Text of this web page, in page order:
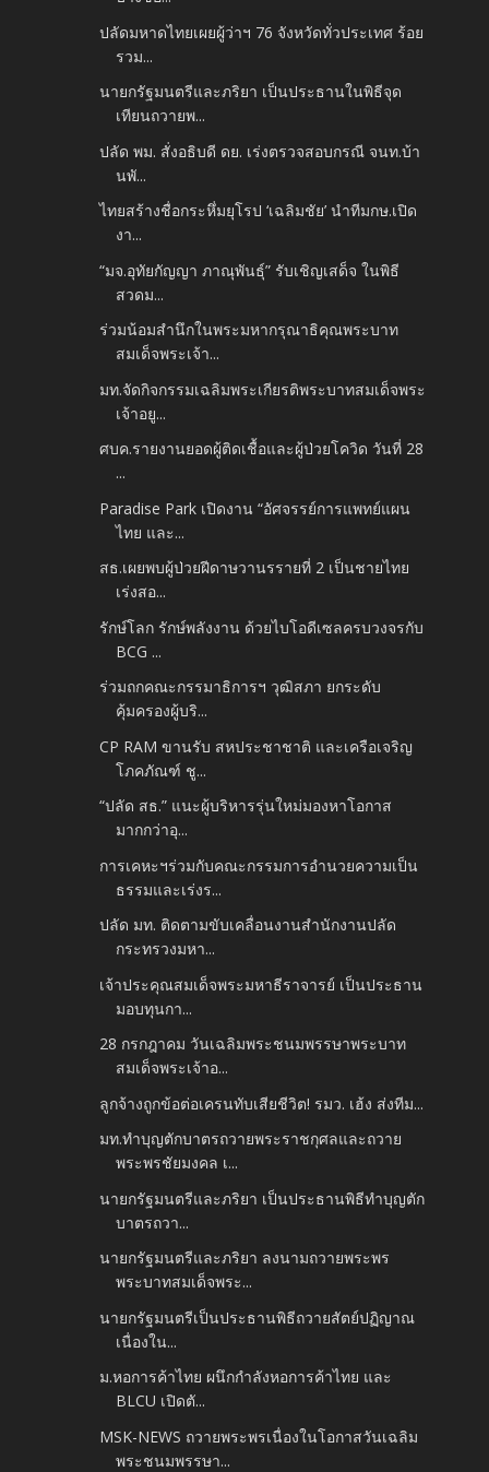
ปลัดมหาดไทยเผยผู้ว่าฯ 76 จังหวัดทั่วประเทศ ร้อย
รวม...
นายกรัฐมนตรีและภริยา เป็นประธานในพิธีจุด
เทียนถวายพ...
ปลัด พม. สั่งอธิบดี ดย. เร่งตรวจสอบกรณี จนท.บ้า
นพั...
ไทยสร้างชื่อกระหึ่มยุโรป ‘เฉลิมชัย’ นำทีมกษ.เปิด
งา...
“มจ.อุทัยกัญญา ภาณุพันธุ์” รับเชิญเสด็จ ในพิธี
สวดม...
ร่วมน้อมสำนึกในพระมหากรุณาธิคุณพระบาท
สมเด็จพระเจ้า...
มท.จัดกิจกรรมเฉลิมพระเกียรติพระบาทสมเด็จพระ
เจ้าอยู...
ศบค.รายงานยอดผู้ติดเชื้อและผู้ป่วยโควิด วันที่ 28
...
Paradise Park เปิดงาน “อัศจรรย์การแพทย์แผน
ไทย และ...
สธ.เผยพบผู้ป่วยฝีดาษวานรรายที่ 2 เป็นชายไทย
เร่งสอ...
รักษ์โลก รักษ์พลังงาน ด้วยไบโอดีเซลครบวงจรกับ
BCG ...
ร่วมถกคณะกรรมาธิการฯ วุฒิสภา ยกระดับ
คุ้มครองผู้บริ...
CP RAM ขานรับ สหประชาชาติ และเครือเจริญ
โภคภัณฑ์ ชู...
“ปลัด สธ.” แนะผู้บริหารรุ่นใหม่มองหาโอกาส
มากกว่าอุ...
การเคหะฯร่วมกับคณะกรรมการอำนวยความเป็น
ธรรมและเร่งร...
ปลัด มท. ติดตามขับเคลื่อนงานสำนักงานปลัด
กระทรวงมหา...
เจ้าประคุณสมเด็จพระมหาธีราจารย์ เป็นประธาน
มอบทุนกา...
28 กรกฎาคม วันเฉลิมพระชนมพรรษาพระบาท
สมเด็จพระเจ้าอ...
ลูกจ้างถูกข้อต่อเครนทับเสียชีวิต! รมว. เฮ้ง ส่งทีม...
มท.ทำบุญตักบาตรถวายพระราชกุศลและถวาย
พระพรชัยมงคล เ...
นายกรัฐมนตรีและภริยา เป็นประธานพิธีทำบุญตัก
บาตรถวา...
นายกรัฐมนตรีและภริยา ลงนามถวายพระพร
พระบาทสมเด็จพระ...
นายกรัฐมนตรีเป็นประธานพิธีถวายสัตย์ปฏิญาณ
เนื่องใน...
ม.หอการค้าไทย ผนึกกำลังหอการค้าไทย และ
BLCU เปิดตั...
MSK-NEWS ถวายพระพรเนื่องในโอกาสวันเฉลิม
พระชนมพรรษา...